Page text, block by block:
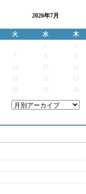
2026年7月
火 水 木
2
7 9
14 15 16
21 22 23
28 29 30